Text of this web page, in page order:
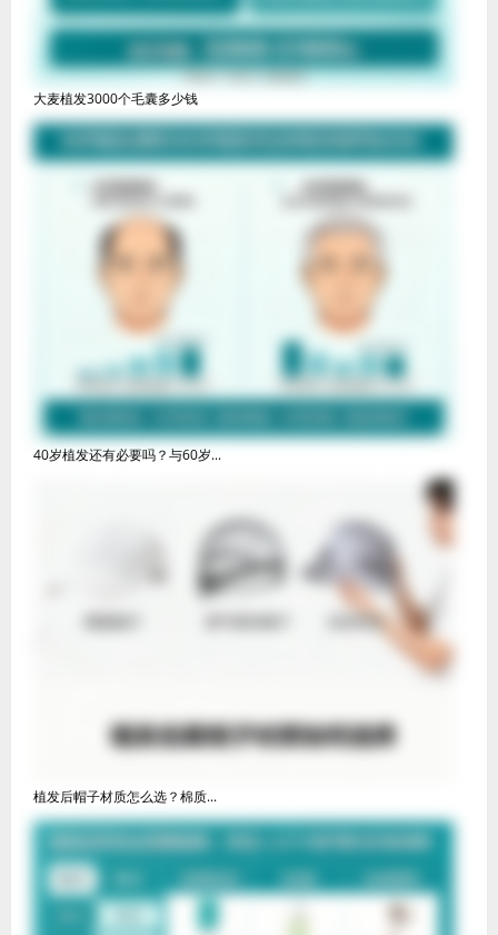
大麦植发3000个毛囊多少钱
40岁植发还有必要吗？与60岁...
植发后帽子材质怎么选？棉质...